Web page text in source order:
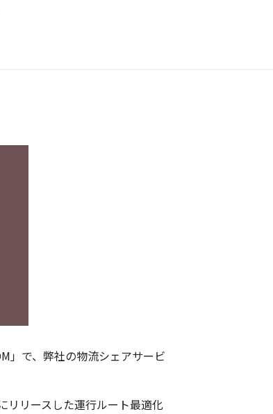
」で、弊社の物流シェアサービ
リリースした運行ルート最適化